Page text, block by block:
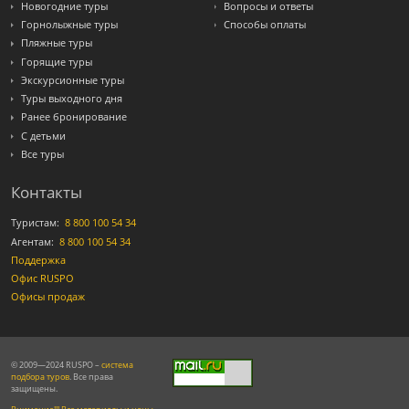
Новогодние туры
Горнолыжные туры
Пляжные туры
Горящие туры
Экскурсионные туры
Туры выходного дня
Ранее бронирование
С детьми
Все туры
Вопросы и ответы
Способы оплаты
Контакты
Туристам: 8 800 100 54 34
Агентам: 8 800 100 54 34
Поддержка
Офис RUSPO
Офисы продаж
© 2009—2024 RUSPO – система
подбора туров. Все права
защищены.